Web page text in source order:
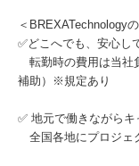
＜BREXATechnology
✅どこへでも、安心し
転勤時の費用は当社
補助）※規定あり
✅ 地元で働きながら
全国各地にプロジェ